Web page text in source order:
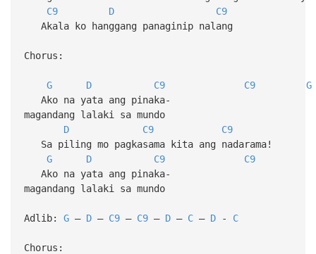
C9
D
C9
Akala ko hanggang panaginip nalang
Chorus:
G D C9 C9
G
Ako na yata ang pinaka-
magandang lalaki sa mundo
D
C9
C9
Sa piling mo pagkasama kita ang nadarama!
G
D C9
C9
Ako na yata ang pinaka-
magandang lalaki sa mundo
Adlib: G– D– C9– C9– D– C– D- C
Chorus: